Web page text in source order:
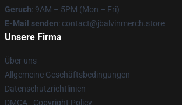
Geruch: 9AM – 5PM (Mon – Fri)
E-Mail senden: contact@jbalvinmerch.store
Unsere Firma
Über uns
Allgemeine Geschäftsbedingungen
Datenschutzrichtlinien
DMCA - Copyright Policy